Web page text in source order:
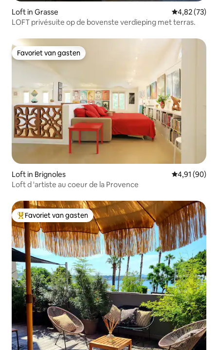
Loft in Grasse Gemiddelde
4,82 (73)
LOFT privésuite op de bovenste verdieping met terras.
Favoriet van gasten
Favoriet van gasten
Loft in Brignoles Gemiddelde
4,91 (90)
Loft d 'artiste au coeur de la Provence
Topfavoriet van gasten
Favoriet van gasten